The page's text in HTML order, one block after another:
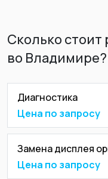
Сколько стоит
во Владимире?
Диагностика
Цена по запросу
Замена дисплея
Цена по запросу